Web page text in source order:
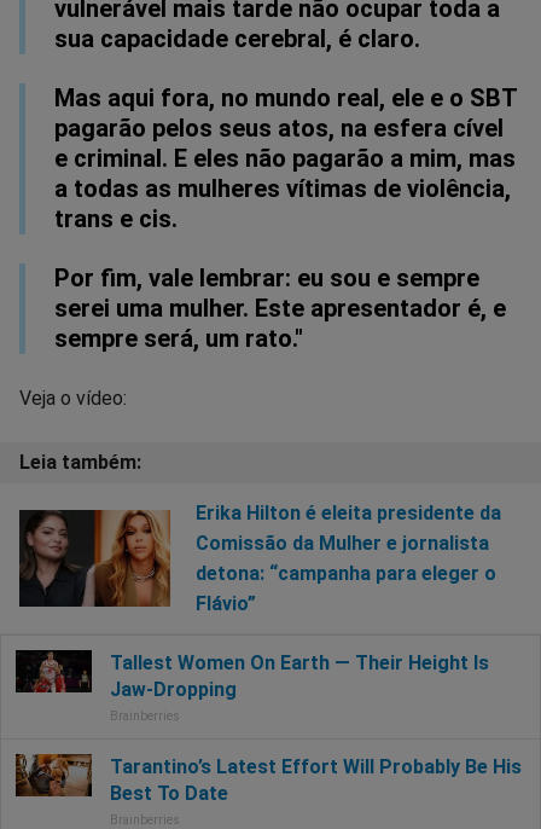
vulnerável mais tarde não ocupar toda a
sua capacidade cerebral, é claro.
Mas aqui fora, no mundo real, ele e o SBT
pagarão pelos seus atos, na esfera cível
e criminal. E eles não pagarão a mim, mas
a todas as mulheres vítimas de violência,
trans e cis.
Por fim, vale lembrar: eu sou e sempre
serei uma mulher. Este apresentador é, e
sempre será, um rato."
Veja o vídeo:
Erika Hilton é eleita presidente da
Comissão da Mulher e jornalista
detona: “campanha para eleger o
Flávio”